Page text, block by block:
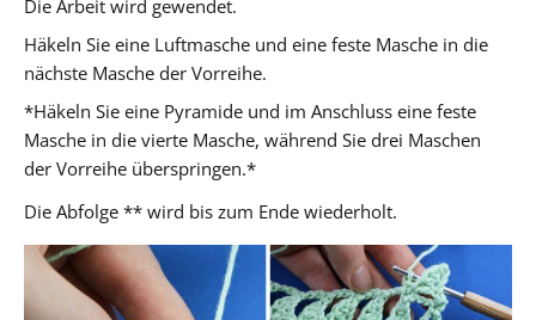
Die Arbeit wird gewendet.
Häkeln Sie eine Luftmasche und eine feste Masche in die
nächste Masche der Vorreihe.
*Häkeln Sie eine Pyramide und im Anschluss eine feste
Masche in die vierte Masche, während Sie drei Maschen
der Vorreihe überspringen.*
Die Abfolge ** wird bis zum Ende wiederholt.